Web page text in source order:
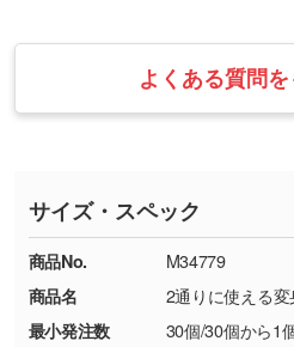
・1色印刷でグラデーショ
い
す。→詳しく見る
・コーポレートカラーを使
刷色にこだわりがある
DIC・PANTONEなどのカ
また、お選びいただいた
ない場合や仕上がりに影
タッフから別の色をご案
・お届け時に商品が損傷
・ご注文と異なる商品が
・印刷不良があった場合
※詳しくは「商品の良品基
ください。
【返品・交換ができない
・お客様の元で商品を加工
業日以内に担当スタッフ
いたします。
お急ぎの場合はお電話で
TEL：0422-29-9911 営業
18:00(土日祝日除く)
お問い合わせフォームはこ
よくある質問
サイズ・スペック
商品No.
M34779
商品名
2通りに使える
最小発注数
30個/30個から1